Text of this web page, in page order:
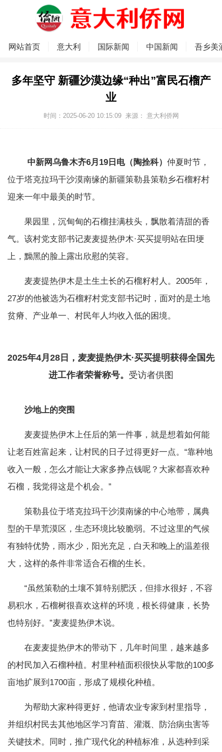
网站首页 意大利 国际新闻 中国新闻 吾乡美
多年坚守 新疆沙漠边缘“种出”富民石榴产
业
时间：2025-06-20 10:15:09 来源： 意大利侨网
中新网乌鲁木齐6月19日电（陶拴科） 仲夏时节，
位于塔克拉玛干沙漠南缘的新疆策勒县策勒乡石榴籽村
迎来一年中最美的时节。
果园里，沉甸甸的石榴挂满枝头，飘散着清甜的香
气。该村党支部书记麦麦提热伊木·买买提明站在田埂
上，黝黑的脸上露出欣慰的笑容。
麦麦提热伊木是土生土长的石榴籽村人。2005年，
27岁的他被选为石榴籽村党支部书记时，面对的是土地
贫瘠、产业单一、村民年人均收入低的困境。
2025年4月28日，麦麦提热伊木·买买提明获得全国先
进工作者荣誉称号。 受访者供图
沙地上的突围
麦麦提热伊木上任后的第一件事，就是想着如何能
让老百姓富起来，让村民的日子过得更好一点。“靠种地
收入一般，怎么才能让大家多挣点钱呢？大家都喜欢种
石榴，我觉得这是个机会。”
策勒县位于塔克拉玛干沙漠南缘的中心地带，属典
型的干旱荒漠区，生态环境比较脆弱。不过这里的气候
有独特优势，雨水少，阳光充足，白天和晚上的温差很
大，这样的条件非常适合石榴的生长。
“虽然策勒的土壤不算特别肥沃，但排水很好，不容
易积水，石榴树很喜欢这样的环境，根长得健康，长势
也特别好。”麦麦提热伊木说。
在麦麦提热伊木的带动下，几年时间里，越来越多
的村民加入石榴种植。村里种植面积很快从零散的100多
亩地扩展到1700亩，形成了规模化种植。
为帮助大家种得更好，他请农业专家到村里指导，
并组织村民去其他地区学习育苗、灌溉、防治病虫害等
关键技术。同时，推广现代化的种植标准，从选种到采